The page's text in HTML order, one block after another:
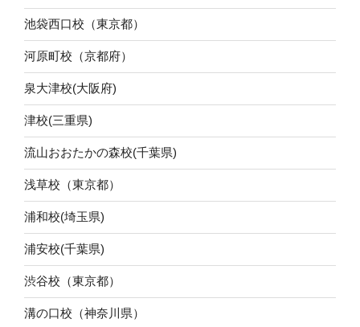
池袋西口校（東京都）
河原町校（京都府）
泉大津校(大阪府)
津校(三重県)
流山おおたかの森校(千葉県)
浅草校（東京都）
浦和校(埼玉県)
浦安校(千葉県)
渋谷校（東京都）
溝の口校（神奈川県）